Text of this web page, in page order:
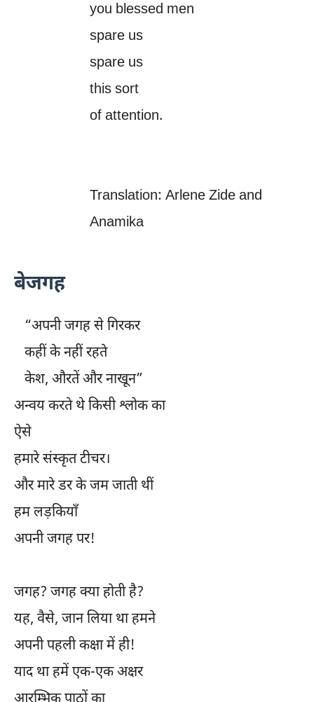
you blessed men
spare us
spare us
this sort
of attention.
Translation: Arlene Zide and
Anamika
बेजगह
“अपनी जगह से गिरकर
कहीं के नहीं रहते
केश, औरतें और नाखून”
अन्वय करते थे किसी श्लोक का
ऐसे
हमारे संस्कृत टीचर।
और मारे डर के जम जाती थीं
हम लड़कियाँ
अपनी जगह पर!
जगह? जगह क्या होती है?
यह, वैसे, जान लिया था हमने
अपनी पहली कक्षा में ही!
याद था हमें एक-एक अक्षर